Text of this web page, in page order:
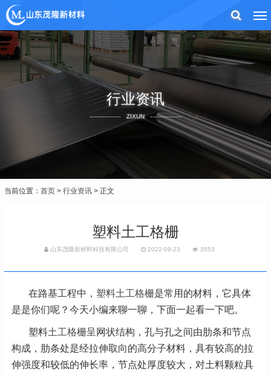
行业资讯
ZIXUN
当前位置： 首页 > 行业资讯 > 正文
塑料土工格栅
山东茂隆新材料科技有限公司 2022-09-23 3553
在路基工程中， 塑料土工格栅是常用的材料，它具体
是是你们呢？今天小编来聊一聊，下面一起看一下吧。
塑料土工格栅呈网状结构，孔与孔之间由肋条和节点
构成，肋条处是经拉伸取向的高分子材料，具有较高的拉
伸强度和较低的伸长率，节点处厚度较大，对土料颗粒具